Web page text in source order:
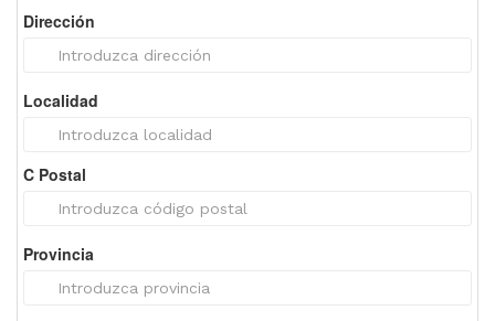
Dirección
Localidad
C Postal
Provincia